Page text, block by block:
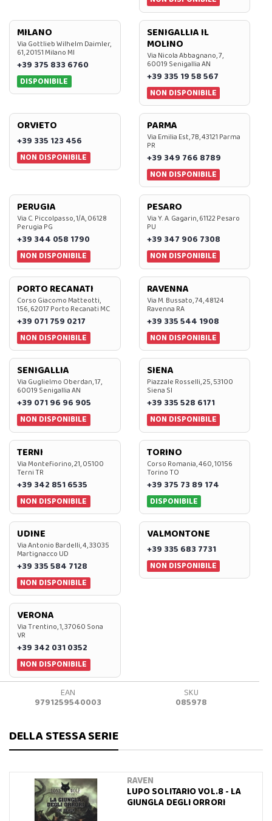
MILANO
Via Gottlieb Wilhelm Daimler,
61, 20151 Milano MI
+39 375 833 6760
DISPONIBILE
SENIGALLIA IL
MOLINO
Via Nicola Abbagnano, 7,
60019 Senigallia AN
+39 335 19 58 567
NON DISPONIBILE
ORVIETO
+39 335 123 456
NON DISPONIBILE
PARMA
Via Emilia Est, 7B, 43121 Parma
PR
+39 349 766 8789
NON DISPONIBILE
PERUGIA
Via C. Piccolpasso, 1/A, 06128
Perugia PG
+39 344 058 1790
NON DISPONIBILE
PESARO
Via Y. A. Gagarin, 61122 Pesaro
PU
+39 347 906 7308
NON DISPONIBILE
PORTO RECANATI
Corso Giacomo Matteotti,
156, 62017 Porto Recanati MC
+39 071 759 0217
NON DISPONIBILE
RAVENNA
Via M. Bussato, 74, 48124
Ravenna RA
+39 335 544 1908
NON DISPONIBILE
SENIGALLIA
Via Guglielmo Oberdan, 17,
60019 Senigallia AN
+39 071 96 96 905
NON DISPONIBILE
SIENA
Piazzale Rosselli, 25, 53100
Siena SI
+39 335 528 6171
NON DISPONIBILE
TERNI
Via Montefiorino, 21, 05100
Terni TR
+39 342 851 6535
NON DISPONIBILE
TORINO
Corso Romania, 460, 10156
Torino TO
+39 375 73 89 174
DISPONIBILE
UDINE
Via Antonio Bardelli, 4, 33035
Martignacco UD
+39 335 584 7128
NON DISPONIBILE
VALMONTONE
+39 335 683 7731
NON DISPONIBILE
VERONA
Via Trentino, 1, 37060 Sona
VR
+39 342 031 0352
NON DISPONIBILE
EAN
9791259540003
SKU
085978
DELLA STESSA SERIE
RAVEN
LUPO SOLITARIO VOL.8 - LA
GIUNGLA DEGLI ORRORI